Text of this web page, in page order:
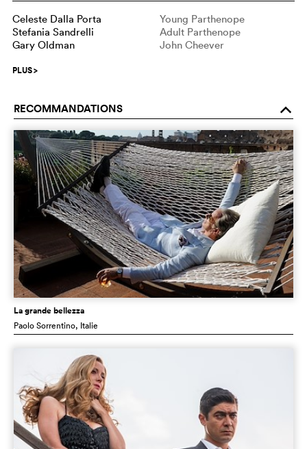
Celeste Dalla Porta
Young Parthenope
Stefania Sandrelli
Adult Parthenope
Gary Oldman
John Cheever
PLUS>
RECOMMANDATIONS o
La grande bellezza
Paolo Sorrentino, Italie